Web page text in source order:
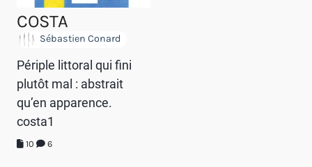
COSTA
Sébastien Conard
Périple littoral qui fini
plutôt mal : abstrait
qu’en apparence.
costa1
10 6